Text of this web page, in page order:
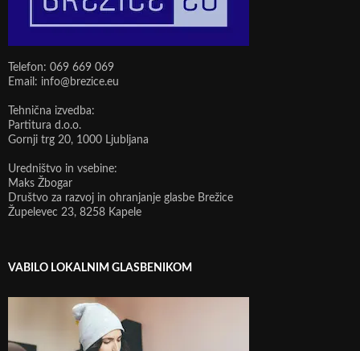
Telefon: 069 669 069
Email: info@brezice.eu
Tehnična izvedba:
Partitura d.o.o.
Gornji trg 20, 1000 Ljubljana
Uredništvo in vsebine:
Maks Žbogar
Društvo za razvoj in ohranjanje glasbe Brežice
Župelevec 23, 8258 Kapele
VABILO LOKALNIM GLASBENIKOM